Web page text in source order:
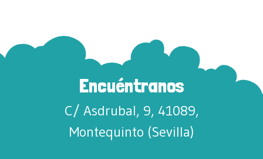
Encuéntranos
C/ Asdrubal, 9, 41089,
Montequinto (Sevilla)